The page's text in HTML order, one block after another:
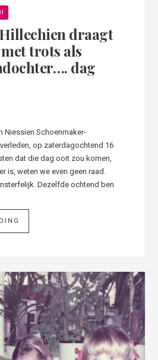
draagt
trots als
dag
Niessien Schoenmaker-
op zaterdagochtend 16
dat die dag ooit zou komen,
is, weten we even geen raad.
Dezelfde ochtend ben